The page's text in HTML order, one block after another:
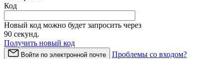
Код
Новый код можно будет запросить через
90 секунд.
Получить новый код
Войти по электронной почте
Проблемы со входом?